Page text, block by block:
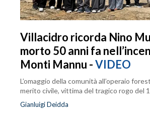
Villacidro ricorda Nino
morto 50 anni fa
Monti Mannu -VIDEO
L’omaggio della comunità all’operaio
merito civile, vittima del tragico rogo del
Gianluigi Deidda